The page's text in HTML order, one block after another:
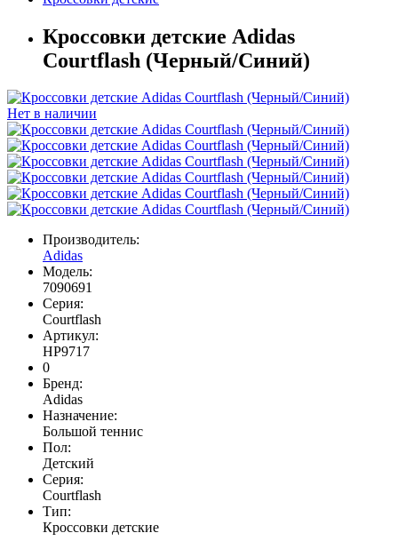
Кроссовки детские Adidas
Courtflash (Черный/Синий)
Нет в наличии
Производитель:
Adidas
Модель:
7090691
Серия:
Courtflash
Артикул:
HP9717
0
Бренд:
Adidas
Назначение:
Большой теннис
Пол:
Детский
Серия:
Courtflash
Тип:
Кроссовки детские